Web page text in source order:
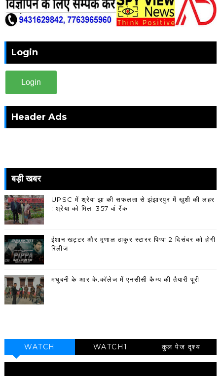
Login
Login
Header Ads
बड़ी खबर
UPSC में श्रेया झा की सफलता से झंझारपुर में खुशी की लहर
: श्रेया को मिला 357 वां रैंक
ईशान खट्टर और मृणाल ठाकुर स्टारर पिप्पा 2 दिसंबर को होगी
रिलीज
मधुबनी के आर के.कॉलेज में एनसीसी कैम्प की तैयारी पूरी
WATCH WATCH1 कुल पेज दृश्य